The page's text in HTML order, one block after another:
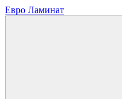
Евро Ламинат